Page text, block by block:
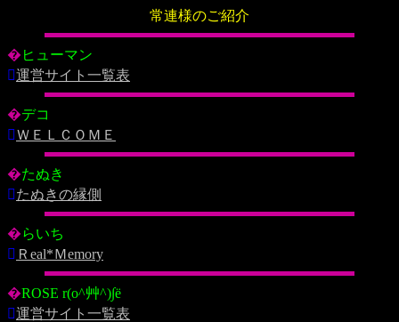
常連様のご紹介
� ヒューマン
運営サイト一覧表
�デコ
ＷＥＬＣＯＭＥ
�たぬき
たぬきの縁側
�らいち
 Ｒeal*Ｍemory
�ROSE r(o^艸^)∫ё
運営サイト一覧表